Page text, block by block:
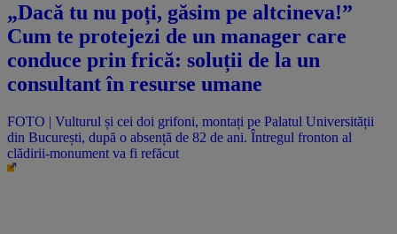
„Dacă tu nu poți, găsim pe altcineva!”
Cum te protejezi de un manager care
conduce prin frică: soluții de la un
consultant în resurse umane
FOTO | Vulturul și cei doi grifoni, montați pe Palatul Universității
din București, după o absență de 82 de ani. Întregul fronton al
clădirii-monument va fi refăcut